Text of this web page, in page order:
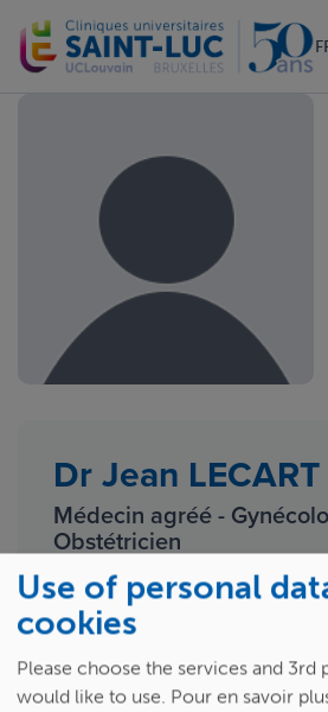
au
contenu
Dr Jean LECART
Médecin agréé -
Obstétricien
Langues :
Use of personal
cookies
Please choose the services and 3rd
would like to use. Pour en savoir